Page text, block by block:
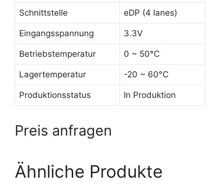
Schnittstelle eDP (4 lanes)
Eingangsspannung 3.3V
Betriebstemperatur 0 ~ 50°C
Lagertemperatur -20 ~ 60°C
Produktionsstatus In Produktion
Preis anfragen
Ähnliche Produkte